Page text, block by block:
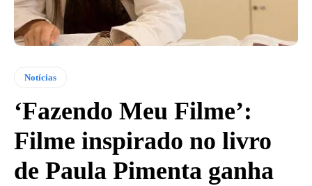
Notícias
‘Fazendo Meu Filme’:
Filme inspirado no livro
de Paula Pimenta ganha